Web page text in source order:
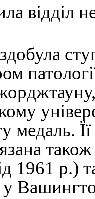
відділ
медаль.
1961 р.)